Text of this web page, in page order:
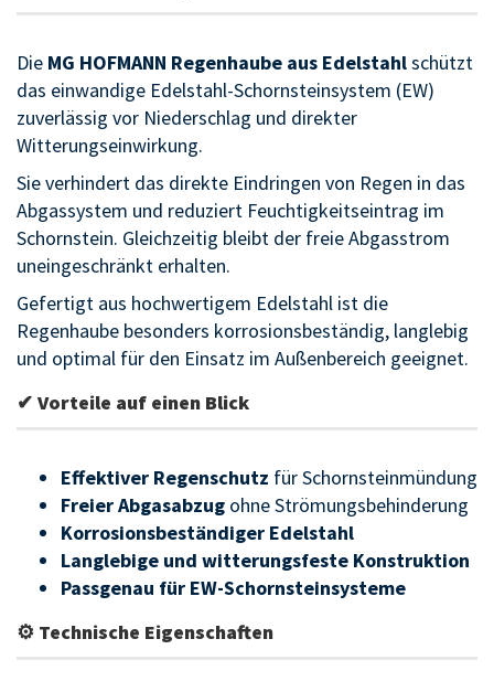
Die MG HOFMANN Regenhaube aus Edelstahlschützt
das einwandige Edelstahl-Schornsteinsystem (EW)
zuverlässig vor Niederschlag und direkter
Witterungseinwirkung.
Sie verhindert das direkte Eindringen von Regen in das
Abgassystem und reduziert Feuchtigkeitseintrag im
Schornstein. Gleichzeitig bleibt der freie Abgasstrom
uneingeschränkt erhalten.
Gefertigt aus hochwertigem Edelstahl ist die
Regenhaube besonders korrosionsbeständig, langlebig
und optimal für den Einsatz im Außenbereich geeignet.
✔ Vorteile auf einen Blick
Effektiver Regenschutz für Schornsteinmündung
Freier Abgasabzug ohne Strömungsbehinderung
Korrosionsbeständiger Edelstahl
Langlebige und witterungsfeste Konstruktion
Passgenau für EW-Schornsteinsysteme
⚙ Technische Eigenschaften